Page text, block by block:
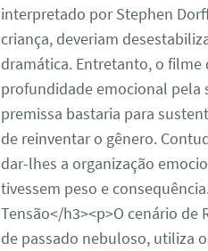
interpretado por Stephen
criança, deveriam
dramática. Entretanto, o filme
profundidade emocional pela
premissa bastaria para
de reinventar o gênero.
dar-lhes a organização
tivessem peso e
Tensão</h3><p>O cenário
de passado nebuloso, utiliza